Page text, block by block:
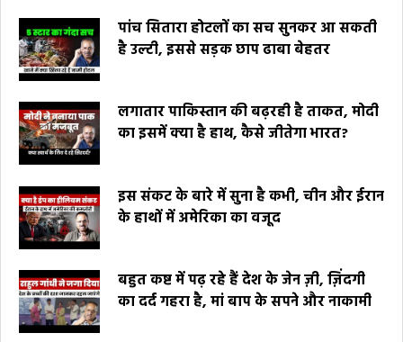
पांच सितारा होटलों का सच सुनकर आ सकती
है उल्टी, इससे सड़क छाप ढाबा बेहतर
लगातार पाकिस्तान की बढ़रही है ताकत, मोदी
का इसमें क्या है हाथ, कैसे जीतेगा भारत?
इस संकट के बारे में सुना है कभी, चीन और ईरान
के हाथों में अमेरिका का वजूद
बहुत कष्ट में पढ़ रहे हैं देश के जेन ज़ी, ज़िंदगी
का दर्द गहरा है, मां बाप के सपने और नाकामी